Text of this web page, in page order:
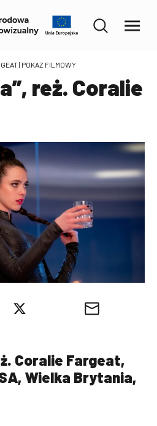
| POKAZ FILMOWY
reż. Coralie
Coralie Fargeat,
Wielka Brytania,